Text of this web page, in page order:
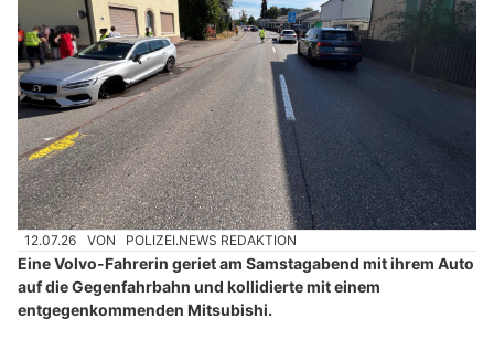
12.07.26 VON POLIZEI.NEWS REDAKTION
Eine Volvo-Fahrerin geriet am Samstagabend mit ihrem Auto
auf die Gegenfahrbahn und kollidierte mit einem
entgegenkommenden Mitsubishi.